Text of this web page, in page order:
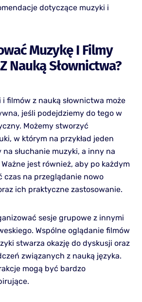
dotyczące muzyki i
Muzykę I Filmy
Nauką Słownictwa?
filmów z nauką słownictwa może
jeśli podejdziemy do tego w
Możemy stworzyć
w którym na przykład jeden
słuchanie muzyki, a inny na
jest również, aby po każdym
czas na przeglądanie nowo
ich praktyczne zastosowanie.
sesje grupowe z innymi
Wspólne oglądanie filmów
stwarza okazję do dyskusji oraz
związanych z nauką języka.
mogą być bardzo